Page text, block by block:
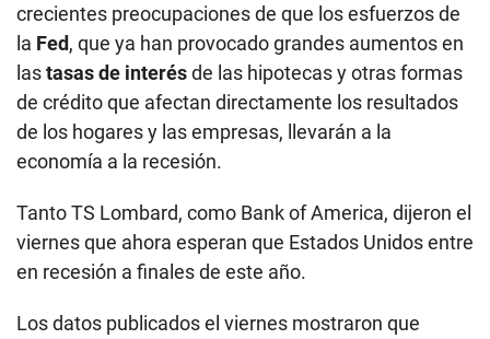
crecientes preocupaciones de que los esfuerzos de
la Fed, que ya han provocado grandes aumentos en
lastasas de interésde las hipotecas y otras formas
de crédito que afectan directamente los resultados
de los hogares y las empresas, llevarán a la
economía a la recesión.
Tanto TS Lombard, como Bank of America, dijeron el
viernes que ahora esperan que Estados Unidos entre
en recesión a finales de este año.
Los datos publicados el viernes mostraron que